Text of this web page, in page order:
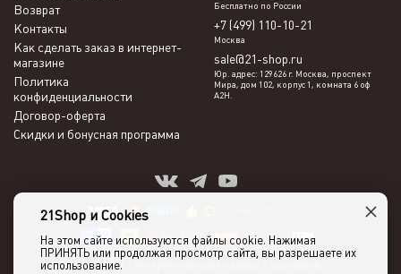
Возврат
Контакты
Как сделать заказ в интернет-
магазине
Политика
конфиденциальности
Договор-оферта
Скидки и бонусная программа
Бесплатно по России
+7 (499) 110-10-21
Москва
sale@21-shop.ru
Юр. адрес: 129626 г. Москва, проспект
Мира, дом 102, корпус 1, комната 6 оф
А2Н.
21shop 2026 -
21Shop и Cookies
На этом сайте используются файлы cookie. Нажимая
ПРИНЯТЬ или продолжая просмотр сайта, вы разрешаете их
использование.
×